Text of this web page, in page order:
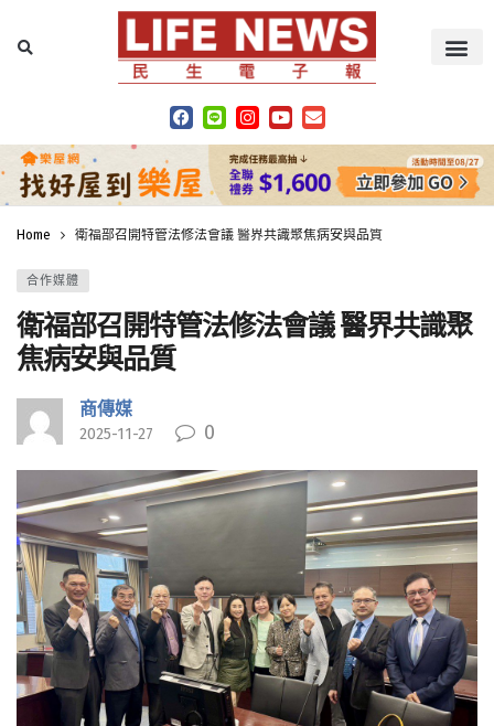
Home 衛福部召開特管法修法會議 醫界共識聚焦病安與品質
合作媒體
衛福部召開特管法修法會議 醫界共識聚
焦病安與品質
商傳媒
2025-11-27 0